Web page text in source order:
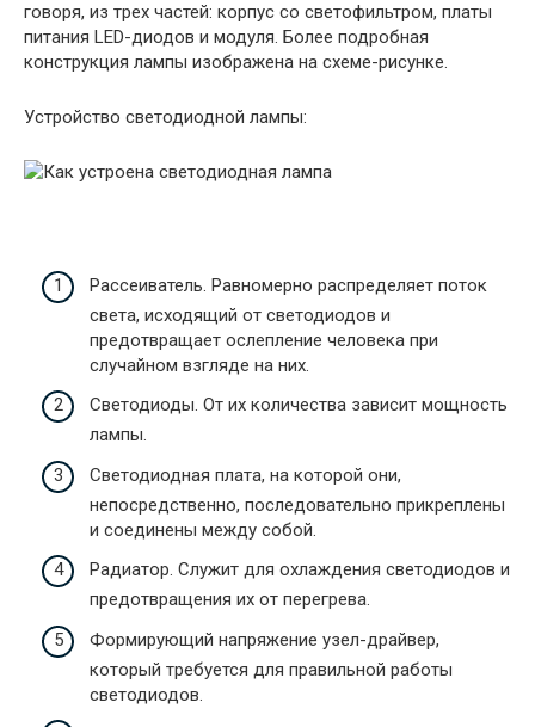
говоря, из трех частей: корпус со светофильтром, платы
питания LED-диодов и модуля. Более подробная
конструкция лампы изображена на схеме-рисунке.
Устройство светодиодной лампы:
Рассеиватель. Равномерно распределяет поток
света, исходящий от светодиодов и
предотвращает ослепление человека при
случайном взгляде на них.
Светодиоды. От их количества зависит мощность
лампы.
Светодиодная плата, на которой они,
непосредственно, последовательно прикреплены
и соединены между собой.
Радиатор. Служит для охлаждения светодиодов и
предотвращения их от перегрева.
Формирующий напряжение узел-драйвер,
который требуется для правильной работы
светодиодов.